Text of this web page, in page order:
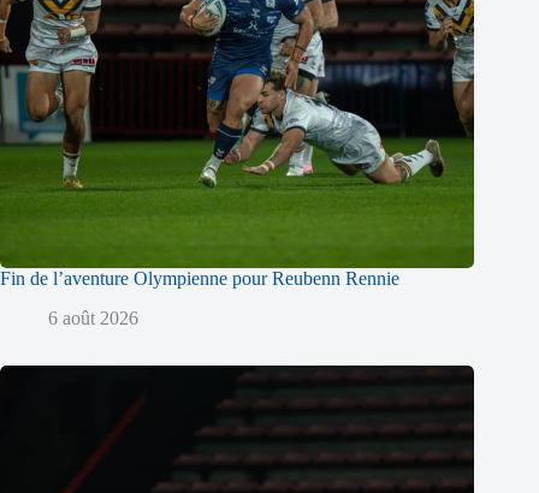
Fin de l’aventure Olympienne pour Reubenn Rennie
6 août 2026